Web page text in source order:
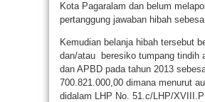
Kota Pagaralam dan belum
pertanggung jawaban hibah
Kemudian belanja hibah tersebut
dan/atau beresiko tumpang tindih
dan APBD pada tahun 2013
700.821.000,00 dimana menurut
didalam LHP No. 51.c/LHP/